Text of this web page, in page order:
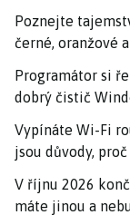
Poznejte
černé, oranžové
Programátor si
dobrý čistič
Vypínáte Wi-Fi
jsou důvody,
V říjnu 2026
máte jinou a